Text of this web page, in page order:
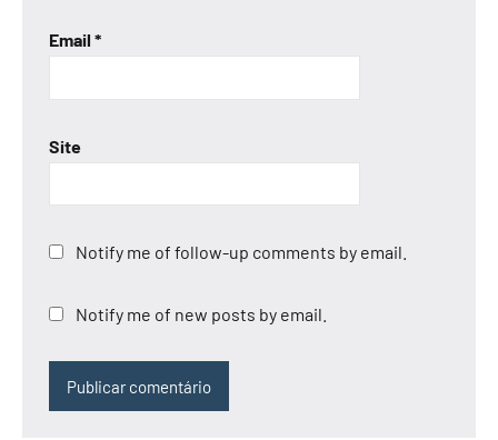
Email *
Site
Notify me of follow-up comments by email.
Notify me of new posts by email.